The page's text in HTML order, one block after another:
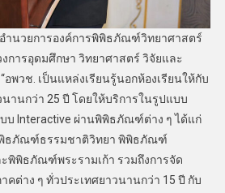
ำนวยการองค์การพิพิธภัณฑ์วิทยาศาสตร์
การอุดมศึกษา วิทยาศาสตร์ วิจัยและ
พวช. เป็นแหล่งเรียนรู้นอกห้องเรียนให้กับ
านกว่า 25 ปี โดยให้บริการในรูปแบบ
บ Interactive ผ่านพิพิธภัณฑ์ต่าง ๆ ได้แก่
ธภัณฑ์ธรรมชาติวิทยา พิพิธภัณฑ์
พิพิธภัณฑ์พระรามเก้า รวมถึงการจัด
ต่าง ๆ ทั่วประเทศยาวนานกว่า 15 ปี กับ